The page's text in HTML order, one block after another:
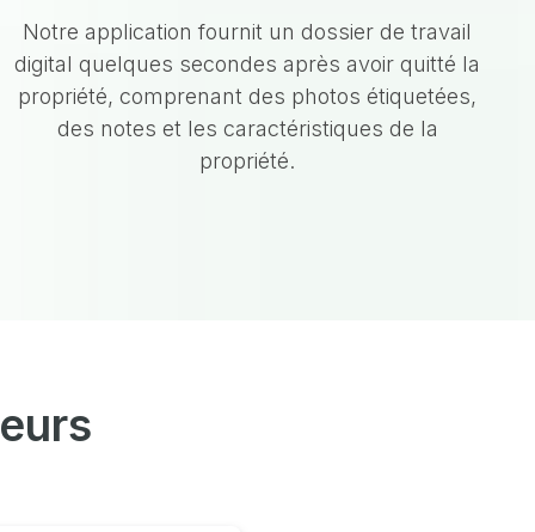
Notre application fournit un dossier de travail
digital quelques secondes après avoir quitté la
propriété, comprenant des photos étiquetées,
des notes et les caractéristiques de la
propriété.